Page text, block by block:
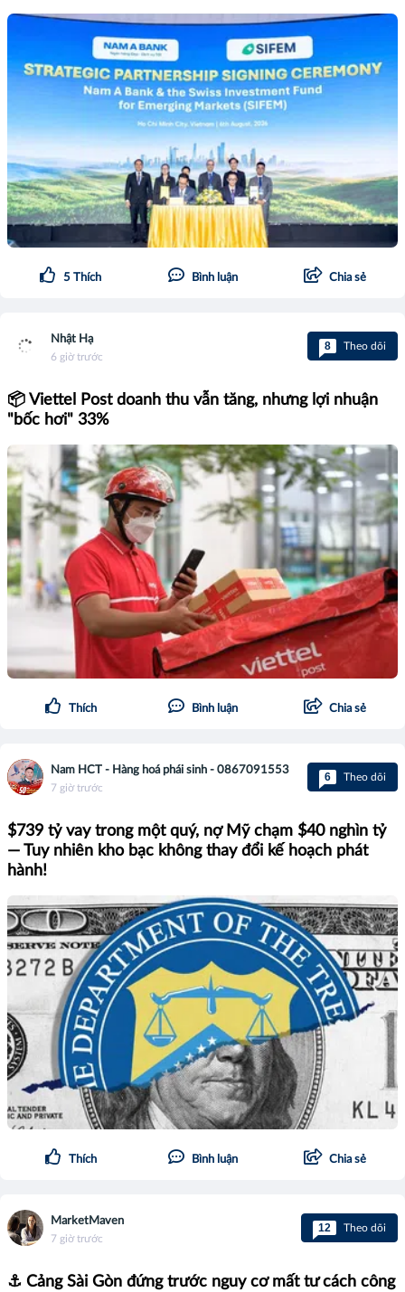
5 Thích Bình luận Chia sẻ
Nhật Hạ
6 giờ trước
8 Theo dõi
📦 Viettel Post doanh thu vẫn tăng, nhưng lợi nhuận
"bốc hơi" 33%
Thích Bình luận Chia sẻ
Nam HCT - Hàng hoá phái sinh - 0867091553
7 giờ trước
6 Theo dõi
$739 tỷ vay trong một quý, nợ Mỹ chạm $40 nghìn tỷ
— Tuy nhiên kho bạc không thay đổi kế hoạch phát
hành!
Thích Bình luận Chia sẻ
MarketMaven
7 giờ trước
12 Theo dõi
⚓ Cảng Sài Gòn đứng trước nguy cơ mất tư cách công